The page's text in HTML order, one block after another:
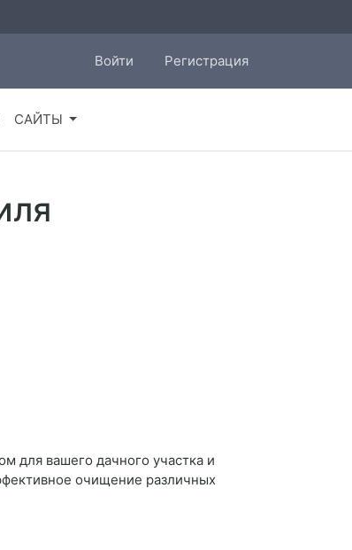
Войти Регистрация
САЙТЫ
для вашего дачного участка и
очищение различных